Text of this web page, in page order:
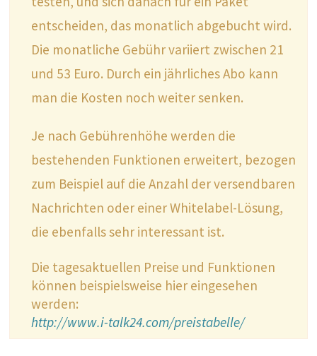
entscheiden, das monatlich abgebucht wird.
Die monatliche Gebühr variiert zwischen 21
und 53 Euro. Durch ein jährliches Abo kann
man die Kosten noch weiter senken.
Je nach Gebührenhöhe werden die
bestehenden Funktionen erweitert, bezogen
zum Beispiel auf die Anzahl der versendbaren
Nachrichten oder einer Whitelabel-Lösung,
die ebenfalls sehr interessant ist.
Die tagesaktuellen Preise und Funktionen
können beispielsweise hier eingesehen
werden:
http://www.i-talk24.com/preistabelle/